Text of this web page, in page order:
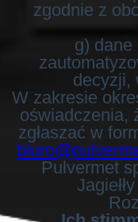
zgodnie z
g) dane
decyzji,
W zakresie
oświadczenia,
zgłaszać w
Pulvermet